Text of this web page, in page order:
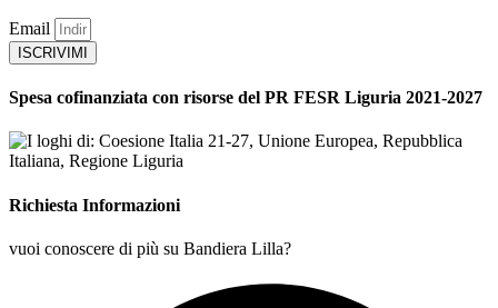
Email
ISCRIVIMI
Spesa cofinanziata con risorse del PR FESR Liguria 2021-2027
Richiesta Informazioni
vuoi conoscere di più su Bandiera Lilla?